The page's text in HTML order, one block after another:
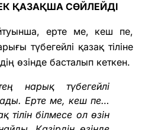
ҚАЗАҚША СӨЙЛЕЙДІ
ерте ме, кеш пе,
түбегейлі қазақ тіліне
өзінде басталып кеткен.
нарық түбегейлі
Ерте ме, кеш пе…
тілін білмесе ол өзін